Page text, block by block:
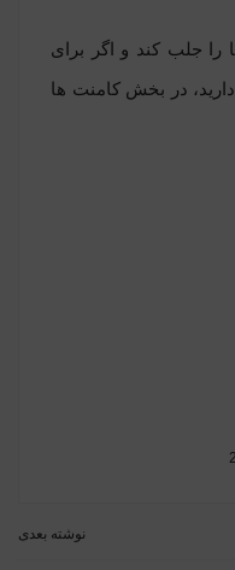
را جلب کند و اگر برای
دارید، در بخش کامنت ها
نوشته بعدی